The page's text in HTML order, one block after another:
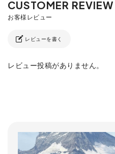
レビューを書く
レビュー投稿がありません。